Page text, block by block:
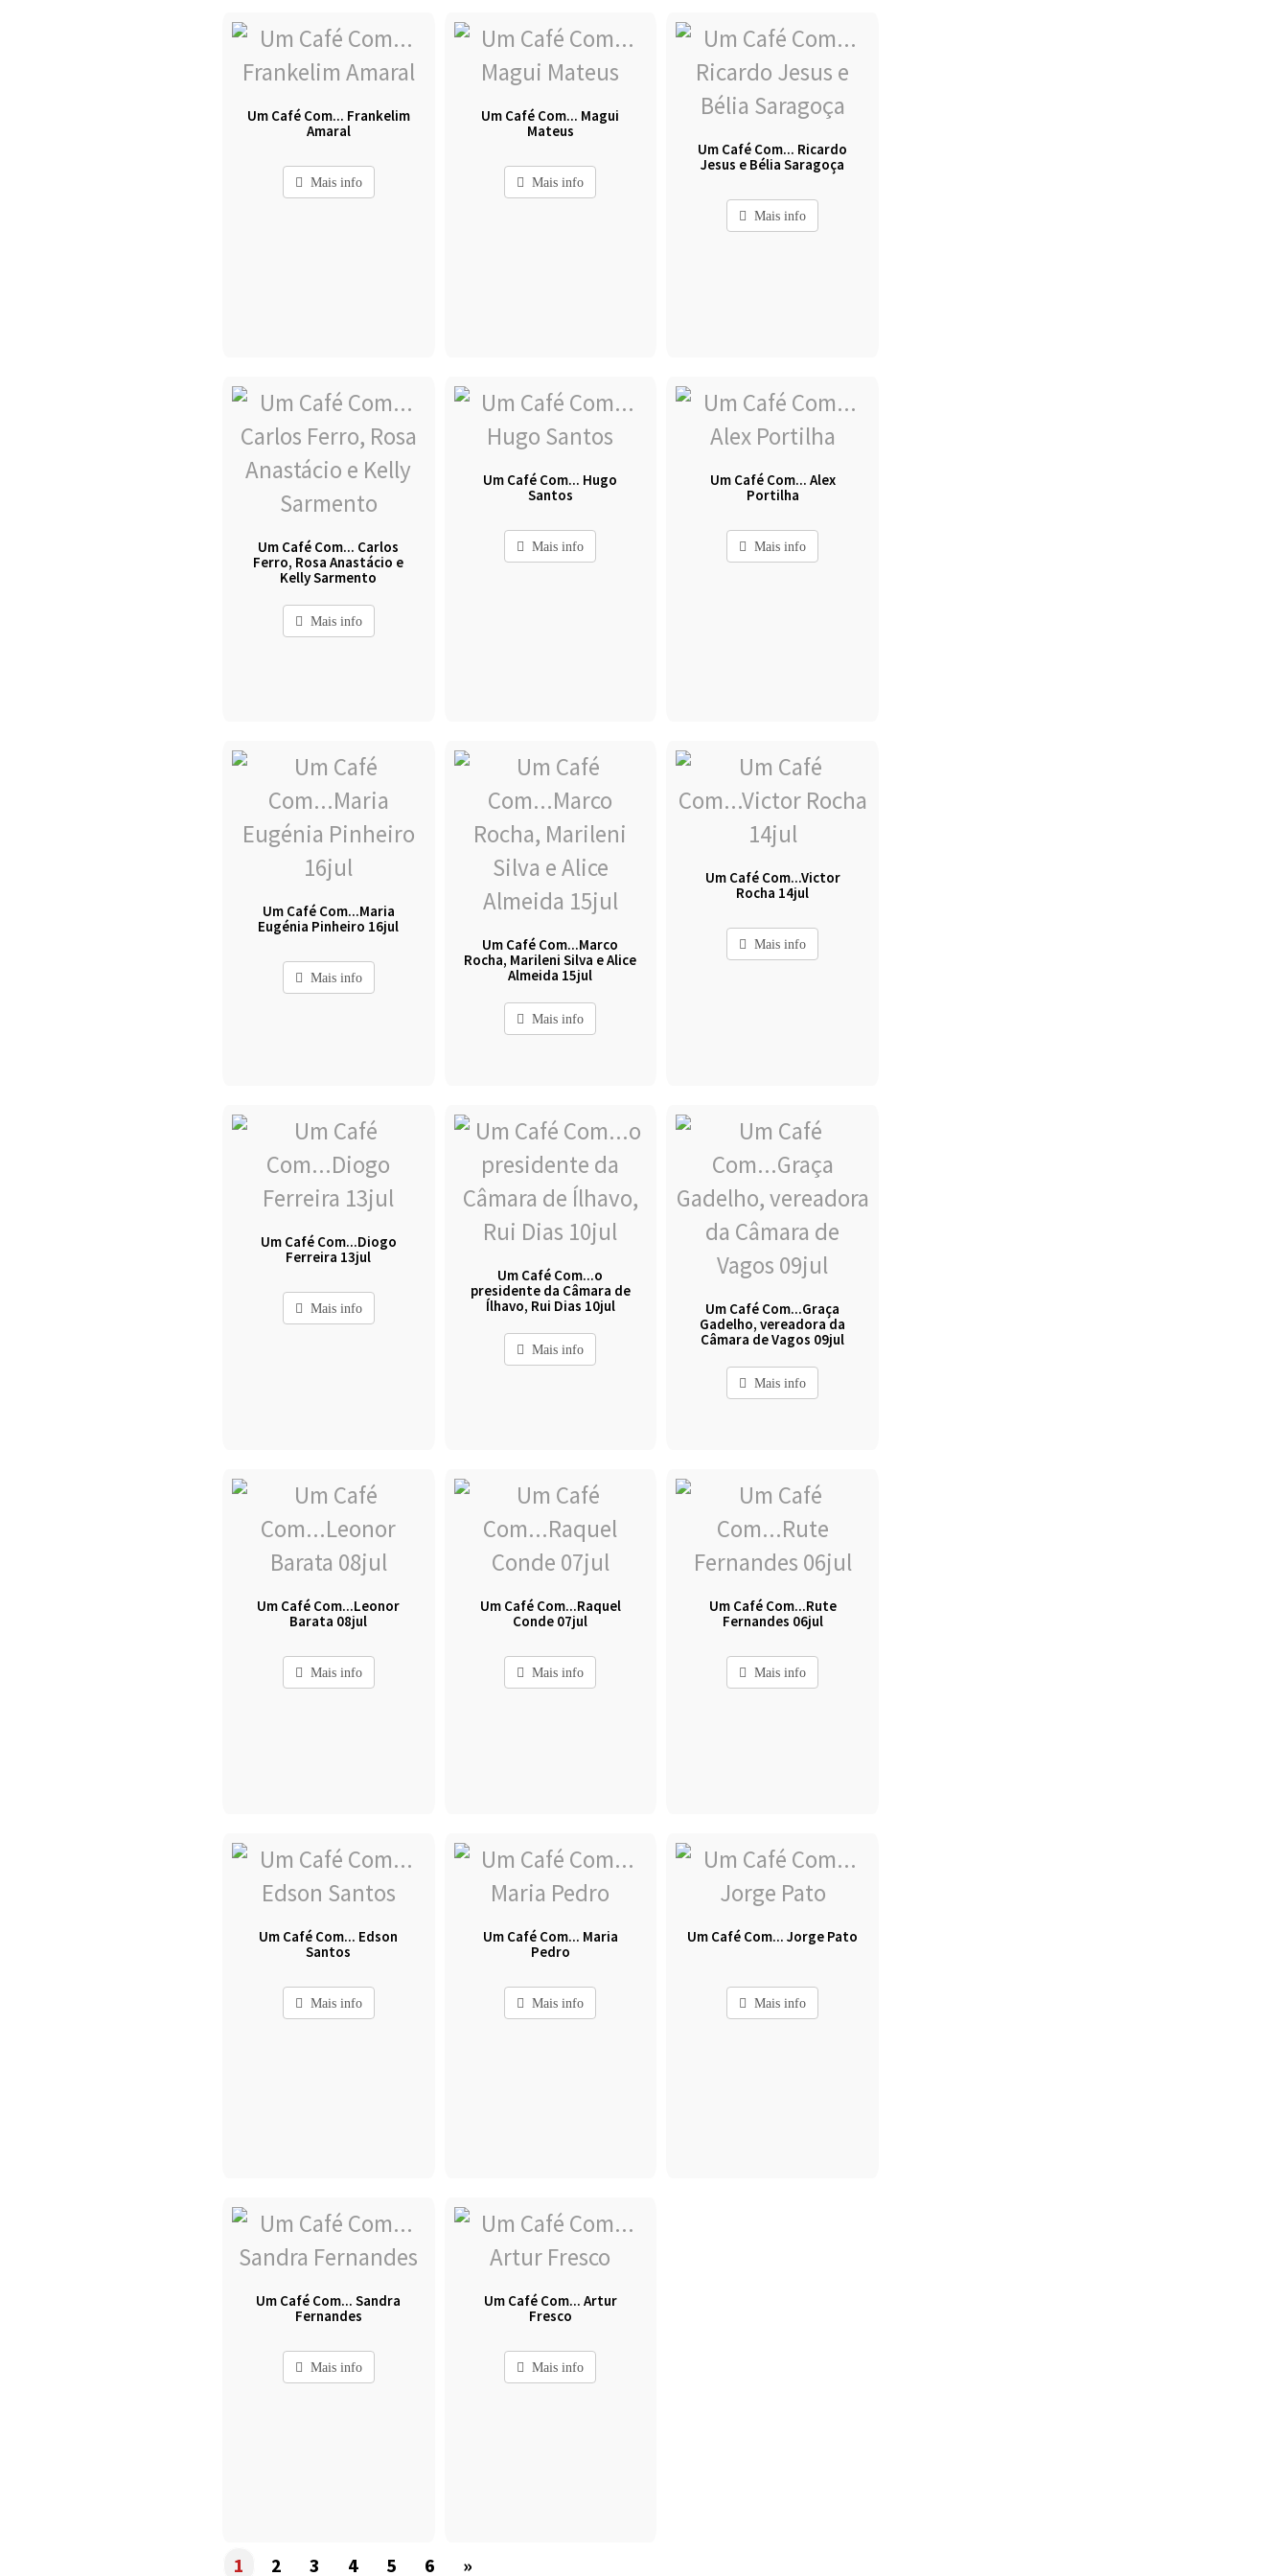
Um Café Com... Frankelim
Amaral
Mais info
Um Café Com... Magui
Mateus
Mais info
Um Café Com... Ricardo
Jesus e Bélia Saragoça
Mais info
Um Café Com... Carlos
Ferro, Rosa Anastácio e
Kelly Sarmento
Mais info
Um Café Com... Hugo
Santos
Mais info
Um Café Com... Alex
Portilha
Mais info
Um Café Com...Maria
Eugénia Pinheiro 16jul
Mais info
Um Café Com...Marco
Rocha, Marileni Silva e Alice
Almeida 15jul
Mais info
Um Café Com...Victor
Rocha 14jul
Mais info
Um Café Com...Diogo
Ferreira 13jul
Mais info
Um Café Com...o
presidente da Câmara de
Ílhavo, Rui Dias 10jul
Mais info
Um Café Com...Graça
Gadelho, vereadora da
Câmara de Vagos 09jul
Mais info
Um Café Com...Leonor
Barata 08jul
Mais info
Um Café Com...Raquel
Conde 07jul
Mais info
Um Café Com...Rute
Fernandes 06jul
Mais info
Um Café Com... Edson
Santos
Mais info
Um Café Com... Maria
Pedro
Mais info
Um Café Com... Jorge Pato
Mais info
Um Café Com... Sandra
Fernandes
Mais info
Um Café Com... Artur
Fresco
Mais info
1 2 3 4 5 6 »